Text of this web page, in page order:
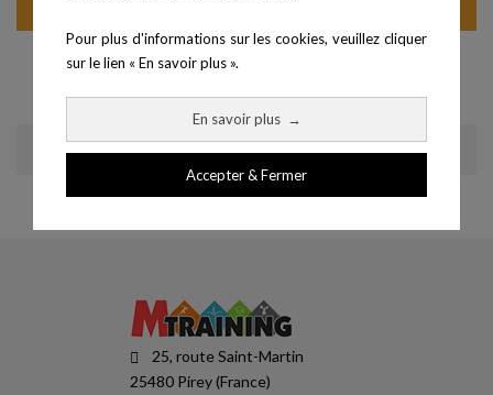
Pour plus d'informations sur les cookies, veuillez cliquer
sur le lien « En savoir plus ».
En savoir plus →
Accepter & Fermer
Affichage 1-6 de 6 article(s)
25, route Saint-Martin
25480 Pirey (France)